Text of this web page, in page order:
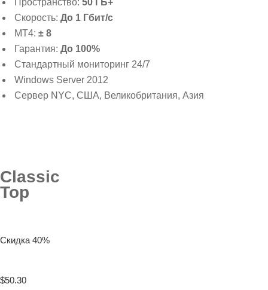
Пространство: 50 ГБ+
Скорость: До 1 Гбит/с
MT4: ± 8
Гарантия: До 100%
Стандартный мониторинг 24/7
Windows Server 2012
Сервер NYC, США, Великобритания, Азия
Classic
Top
Скидка 40%
$50.30